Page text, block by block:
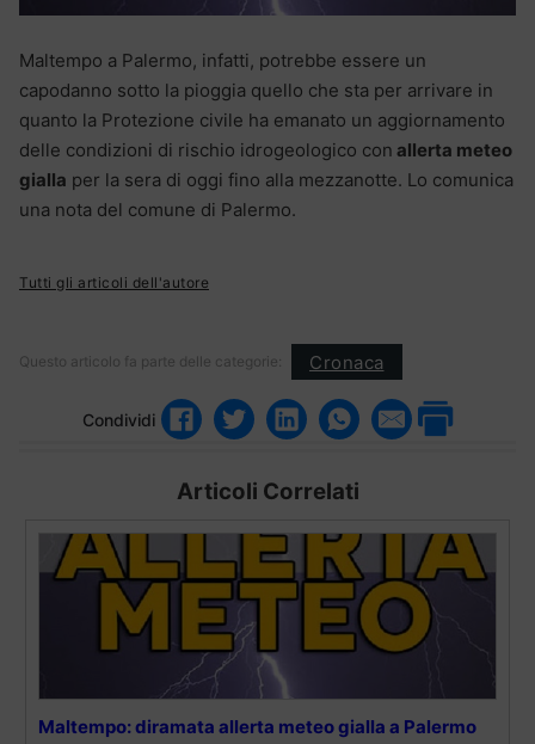
Maltempo a Palermo, infatti, potrebbe essere un
capodanno sotto la pioggia quello che sta per arrivare in
quanto la Protezione civile ha emanato un aggiornamento
delle condizioni di rischio idrogeologico con allerta meteo
gialla per la sera di oggi fino alla mezzanotte. Lo comunica
una nota del comune di Palermo.
Tutti gli articoli dell'autore
Questo articolo fa parte delle categorie: Cronaca
Condividi
Articoli Correlati
Maltempo: diramata allerta meteo gialla a Palermo